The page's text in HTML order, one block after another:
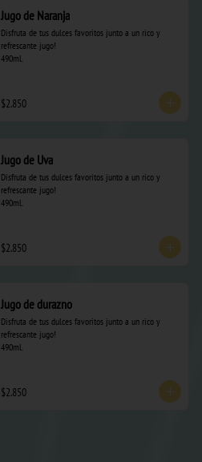
Jugo de Naranja
Disfruta de tus dulces favoritos junto a un rico y
refrescante jugo!
490ml.
$2.850
Jugo de Uva
Disfruta de tus dulces favoritos junto a un rico y
refrescante jugo!
490ml.
$2.850
Jugo de durazno
Disfruta de tus dulces favoritos junto a un rico y
refrescante jugo!
490ml.
$2.850